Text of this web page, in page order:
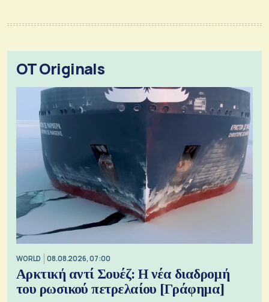
OT Originals
WORLD 08.08.2026, 07:00
Αρκτική αντί Σουέζ: Η νέα διαδρομή
του ρωσικού πετρελαίου [Γράφημα]